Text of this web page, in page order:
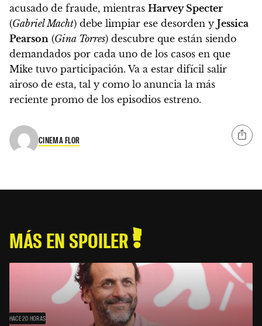
acusado de fraude, mientras Harvey Specter
(Gabriel Macht) debe limpiar ese desorden y Jessica
Pearson (Gina Torres) descubre que están siendo
demandados por cada uno de los casos en que
Mike tuvo participación. Va a estar difícil salir
airoso de esta, tal y como lo anuncia la más
reciente promo de los episodios estreno.
CINEMA FLOR
MÁS EN SPOILER
HACE 20 HORAS